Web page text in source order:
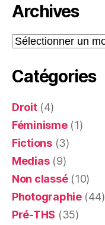
Archives
Archives
Catégories
Droit(4)
Féminisme(1)
Fictions(3)
Medias(9)
Non classé(10)
Photographie(44)
Pré-THS (35)